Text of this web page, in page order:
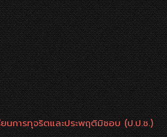
ยนการทุจริตและประพฤติมิชอบ (ป.ป.ช.)